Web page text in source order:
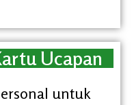
Ucapan
untuk